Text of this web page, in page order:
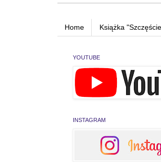
Home Książka
YOUTUBE
INSTAGRAM